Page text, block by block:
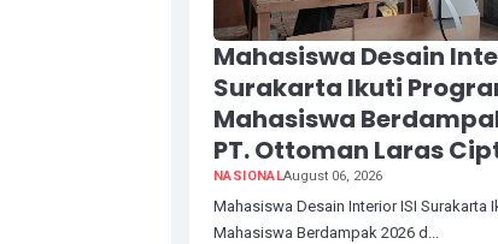
Mahasiswa Desain
Surakarta Ikuti
Mahasiswa
PT. Ottoman Laras
NASIONALAugust 06, 2026
Mahasiswa Desain Interior ISI Surakarta
Mahasiswa Berdampak 2026 d...